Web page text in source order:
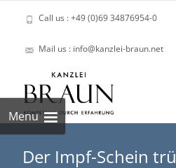
Call us : +49 (0)69 34876954-0
Mail us : info@kanzlei-braun.net
Menu
Der Impf-Schein